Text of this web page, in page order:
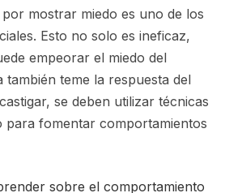
mostrar miedo es uno de los
Esto no solo es ineficaz,
empeorar el miedo del
teme la respuesta del
se deben utilizar técnicas
para fomentar comportamientos
sobre el comportamiento